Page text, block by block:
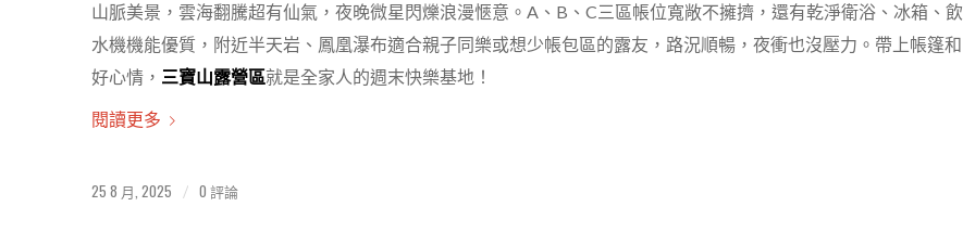
山脈美景，雲海翻騰超有仙氣，夜晚微星閃爍浪漫愜意。A、B、C三區帳位寬敞不擁擠，還有乾淨衛浴、冰箱、飲
水機機能優質，附近半天岩、鳳凰瀑布適合親子同樂或想少帳包區的露友，路況順暢，夜衝也沒壓力。帶上帳篷和
好心情， 三寶山露營區就是全家人的週末快樂基地！
閱讀更多
25 8 月, 2025 / 0 評論